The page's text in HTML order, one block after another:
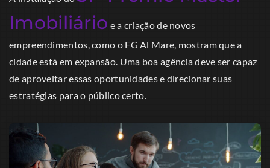
Imobiliário e a criação de novos
empreendimentos, como o FG Al Mare, mostram que a
cidade está em expansão. Uma boa agência deve ser capaz
de aproveitar essas oportunidades e direcionar suas
estratégias para o público certo.